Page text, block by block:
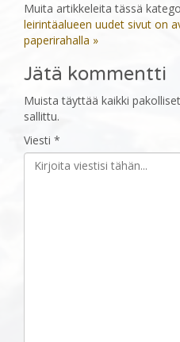
Muita artikkeleita tässä
leirintäalueen uudet sivut on
paperirahalla »
Jätä kommentti
Muista täyttää kaikki
sallittu.
Viesti *